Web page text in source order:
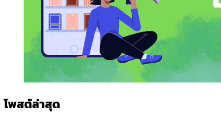
โพสต์ล่าสุด